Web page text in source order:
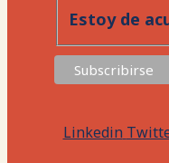
Estoy de
Linkedin